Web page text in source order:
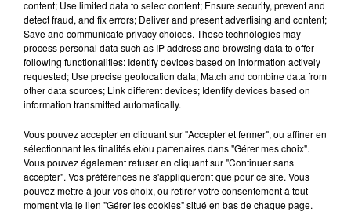
Europa-Park : des précisons sur
l’après Euro-Mir
Dans la même série
Reproland
content; Use limited data to select content; Ensure security, prevent and
detect fraud, and fix errors; Deliver and present advertising and content;
Save and communicate privacy choices. These technologies may
process personal data such as IP address and browsing data to offer
following functionalities: Identify devices based on information actively
requested; Use precise geolocation data; Match and combine data from
other data sources; Link different devices; Identify devices based on
information transmitted automatically.
Vous pouvez accepter en cliquant sur "Accepter et fermer", ou affiner en
sélectionnant les finalités et/ou partenaires dans "Gérer mes choix".
Vous pouvez également refuser en cliquant sur "Continuer sans
accepter". Vos préférences ne s'appliqueront que pour ce site. Vous
pouvez mettre à jour vos choix, ou retirer votre consentement à tout
moment via le lien "Gérer les cookies" situé en bas de chaque page.